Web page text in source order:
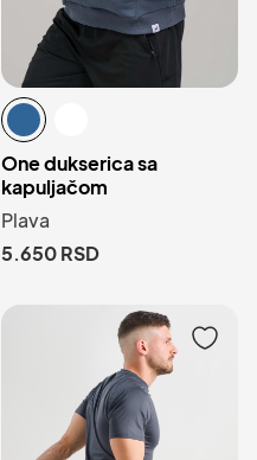
One dukserica sa
kapuljačom
Plava
5.650RSD